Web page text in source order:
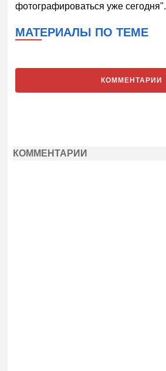
фотографироваться уже сегодня".
МАТЕРИАЛЫ ПО ТЕМЕ
КОММЕНТАРИИ
КОММЕНТАРИИ